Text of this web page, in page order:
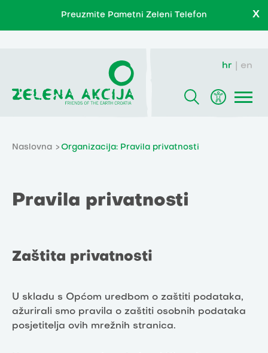
Preuzmite Pametni Zeleni Telefon X
hr en
Naslovna Organizacija: Pravila privatnosti
Pravila privatnosti
Zaštita privatnosti
U skladu s Općom uredbom o zaštiti podataka,
ažurirali smo pravila o zaštiti osobnih podataka
posjetitelja ovih mrežnih stranica.